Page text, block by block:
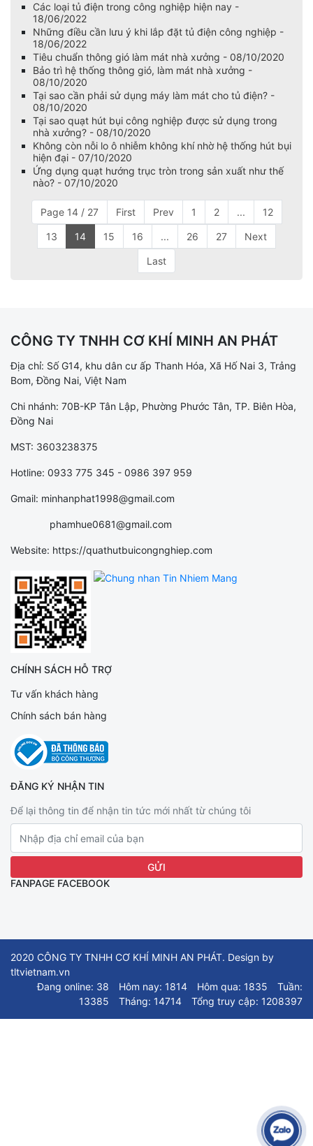
Các loại tủ điện trong công nghiệp hiện nay -
18/06/2022
Những điều cần lưu ý khi lắp đặt tủ điện công nghiệp -
18/06/2022
Tiêu chuẩn thông gió làm mát nhà xưởng - 08/10/2020
Bảo trì hệ thống thông gió, làm mát nhà xưởng -
08/10/2020
Tại sao cần phải sử dụng máy làm mát cho tủ điện? -
08/10/2020
Tại sao quạt hút bụi công nghiệp được sử dụng trong
nhà xưởng? - 08/10/2020
Không còn nỗi lo ô nhiễm không khí nhờ hệ thống hút bụi
hiện đại - 07/10/2020
Ứng dụng quạt hướng trục tròn trong sản xuất như thế
nào? - 07/10/2020
Page 14 / 27 First Prev 1 2 ... 12
13 14 15 16 ... 26 27 Next
Last
CÔNG TY TNHH CƠ KHÍ MINH AN PHÁT
Địa chỉ: Số G14, khu dân cư ấp Thanh Hóa, Xã Hố Nai 3, Trảng
Bom, Đồng Nai, Việt Nam
Chi nhánh: 70B-KP Tân Lập, Phường Phước Tân, TP. Biên Hòa,
Đồng Nai
MST: 3603238375
Hotline: 0933 775 345 - 0986 397 959
Gmail: minhanphat1998@gmail.com
phamhue0681@gmail.com
Website: https://quathutbuicongnghiep.com
CHÍNH SÁCH HỖ TRỢ
Tư vấn khách hàng
Chính sách bán hàng
ĐĂNG KÝ NHẬN TIN
Để lại thông tin để nhận tin tức mới nhất từ chúng tôi
FANPAGE FACEBOOK
2020 CÔNG TY TNHH CƠ KHÍ MINH AN PHÁT. Design by
tltvietnam.vn
Đang online: 38
Hôm nay: 1814 Hôm qua: 1835
Tuần:
13385
Tháng: 14714 Tổng truy cập: 1208397